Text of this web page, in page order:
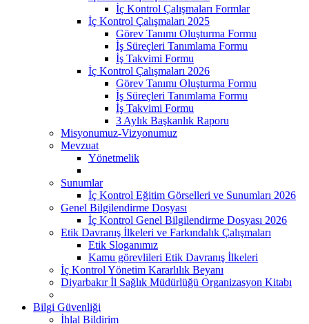
İç Kontrol Çalışmaları Formlar
İç Kontrol Çalışmaları 2025
Görev Tanımı Oluşturma Formu
İş Süreçleri Tanımlama Formu
İş Takvimi Formu
İç Kontrol Çalışmaları 2026
Görev Tanımı Oluşturma Formu
İş Süreçleri Tanımlama Formu
İş Takvimi Formu
3 Aylık Başkanlık Raporu
Misyonumuz-Vizyonumuz
Mevzuat
Yönetmelik
Sunumlar
İç Kontrol Eğitim Görselleri ve Sunumları 2026
Genel Bilgilendirme Dosyası
İç Kontrol Genel Bilgilendirme Dosyası 2026
Etik Davranış İlkeleri ve Farkındalık Çalışmaları
Etik Sloganımız
Kamu görevlileri Etik Davranış İlkeleri
İç Kontrol Yönetim Kararlılık Beyanı
Diyarbakır İl Sağlık Müdürlüğü Organizasyon Kitabı
Bilgi Güvenliği
İhlal Bildirim